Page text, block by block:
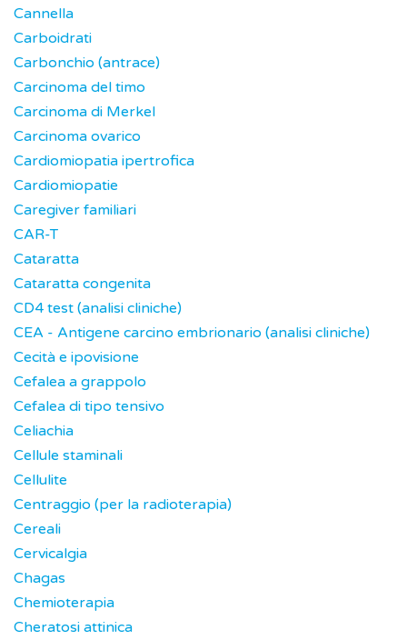
Cannella
Carboidrati
Carbonchio (antrace)
Carcinoma del timo
Carcinoma di Merkel
Carcinoma ovarico
Cardiomiopatia ipertrofica
Cardiomiopatie
Caregiver familiari
CAR-T
Cataratta
Cataratta congenita
CD4 test (analisi cliniche)
CEA - Antigene carcino embrionario (analisi cliniche)
Cecità e ipovisione
Cefalea a grappolo
Cefalea di tipo tensivo
Celiachia
Cellule staminali
Cellulite
Centraggio (per la radioterapia)
Cereali
Cervicalgia
Chagas
Chemioterapia
Cheratosi attinica